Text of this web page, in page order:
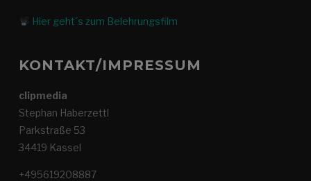
Hier geht´s zum Belehrungsfilm
KONTAKT/IMPRESSUM
clipmedia
Stephan Haberzettl
Parkstraße 53
34419 Kassel
+495619208887